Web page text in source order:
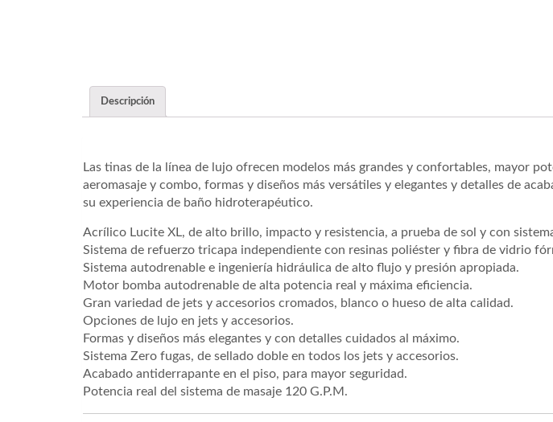
Descripción
Las tinas de la línea de lujo ofrecen modelos más grandes y confortables, mayor
aeromasaje y combo, formas y diseños más versátiles y elegantes y detalles de
su experiencia de baño hidroterapéutico.
Acrílico Lucite XL, de alto brillo, impacto y resistencia, a prueba de sol y con
Sistema de refuerzo tricapa independiente con resinas poliéster y fibra de vidrio
Sistema autodrenable e ingeniería hidráulica de alto flujo y presión apropiada.
Motor bomba autodrenable de alta potencia real y máxima eficiencia.
Gran variedad de jets y accesorios cromados, blanco o hueso de alta calidad.
Opciones de lujo en jets y accesorios.
Formas y diseños más elegantes y con detalles cuidados al máximo.
Sistema Zero fugas, de sellado doble en todos los jets y accesorios.
Acabado antiderrapante en el piso, para mayor seguridad.
Potencia real del sistema de masaje 120 G.P.M.